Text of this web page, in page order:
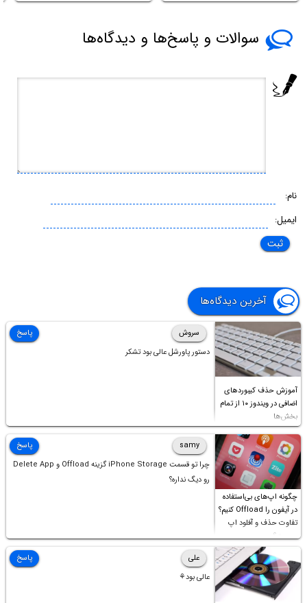
سوالات و پاسخ‌ها و دیدگاه‌ها
نام:
ایمیل:
آخرین دیدگاه‌ها
آموزش حذف کیبوردهای
اضافی در ویندوز ۱۰ از تمام
بخش‌ها
سروش
دستور پاورشل عالی بود تشکر
پاسخ
چگونه اپ‌های بی‌استفاده
در آیفون را Offload کنیم؟
تفاوت حذف و آفلود اپ
چیست؟
samy
چرا تو قسمت iPhone Storage گزینه Offload و Delete App
رو دیگ نداره؟
پاسخ
علی
عالی بود⚘
پاسخ